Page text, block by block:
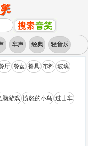
车声 经典 轻音乐
厅 餐盘 餐具 布料 玻璃
脑游戏 愤怒的小鸟 过山车